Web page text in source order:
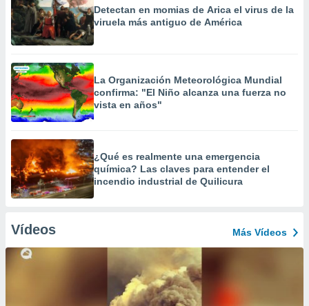
Detectan en momias de Arica el virus de la
viruela más antiguo de América
La Organización Meteorológica Mundial
confirma: "El Niño alcanza una fuerza no
vista en años"
¿Qué es realmente una emergencia
química? Las claves para entender el
incendio industrial de Quilicura
Vídeos Más Vídeos